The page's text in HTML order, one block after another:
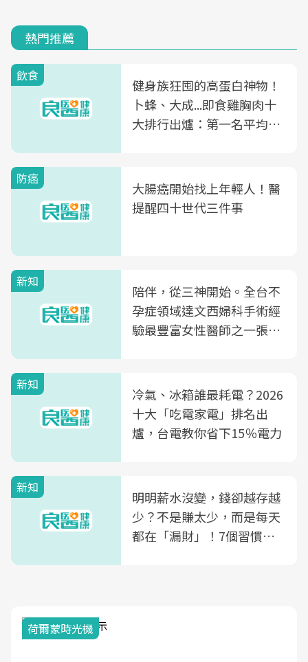
熱門推薦
飲食
健身族狂囤的高蛋白神物！
卜蜂、大成...即食雞胸肉十
大排行出爐：第一名平均一
防癌
大腸癌開始找上年輕人！醫
提醒四十世代三件事
新知
陪伴，從三神開始。全台不
孕症領域達文西婦科手術經
驗最豐富女性醫師之一張永
光田醫院建構360度女性健
康照護生態圈
新知
冷氣、冰箱誰最耗電？2026
十大「吃電家電」排名出
爐，台電教你省下15％電力
新知
明明薪水沒變，錢卻越存越
少？不是賺太少，而是每天
都在「漏財」！7個習慣一
荷爾蒙時光機